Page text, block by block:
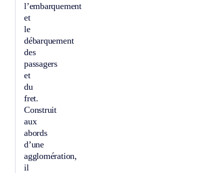
l’embarquement
et
le
débarquement
des
passagers
et
du
fret.
Construit
aux
abords
d’une
agglomération,
il